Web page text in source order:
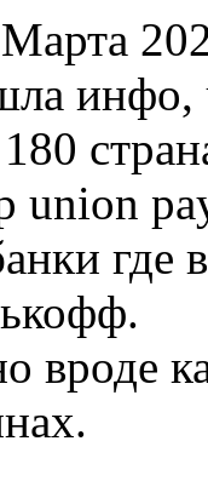
инфо,
где
вроде